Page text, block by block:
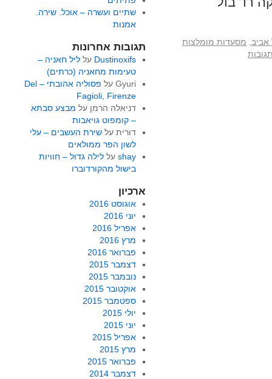
מסעדות מומלצות
שתיים ועשרה – אוכל. שירה.
אמנות
תגובות אחרונות
Dustinoxifs על ליל חאניה –
טעימות מחאניה (כרתים)
Gyuriעל
פסוליה אהובתי – Del
Fagioli, Firenze
דניאלה הרמן על מבצע סבתא
– קומפוט גויאבות
דוריתעל שירת העשבים – עלי
לשון הפר ממולאים
shayעל לילה גדול – חוויות
בישול מהקורדוברו
ארכיון
אוגוסט 2016
יוני 2016
אפריל 2016
מרץ 2016
פברואר 2016
דצמבר 2015
נובמבר 2015
אוקטובר 2015
ספטמבר 2015
יולי 2015
יוני 2015
אפריל 2015
מרץ 2015
פברואר 2015
דצמבר 2014